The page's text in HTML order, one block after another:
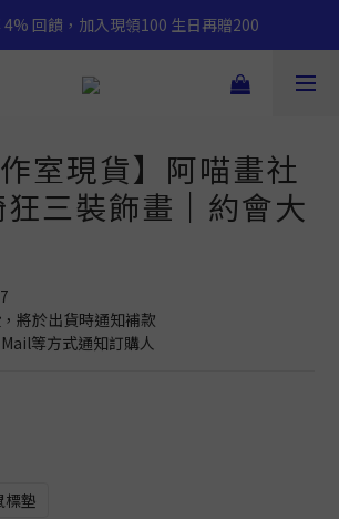
4% 回饋，加入現領100 生日再贈200
作室現貨】阿喵畫社
三裝飾畫｜約會大
將於出貨時通知補款
等方式通知訂購人
標墊